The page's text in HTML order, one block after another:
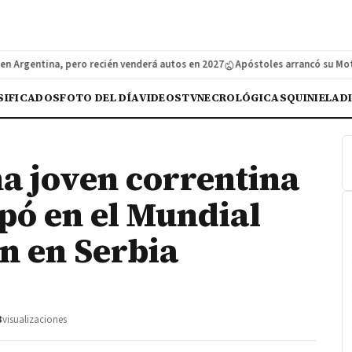
pero recién venderá autos en 2027 Apóstoles arrancó su Moto
FOTO DEL DÍAVIDEOSTVNECROLÓGICASQUINIELA
joven correntina
en el Mundial
en Serbia
visualizaciones